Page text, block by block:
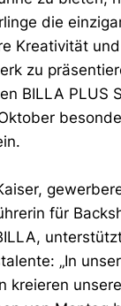
die
Kreativität
zu
BILLA PLUS
für
„In
kreieren